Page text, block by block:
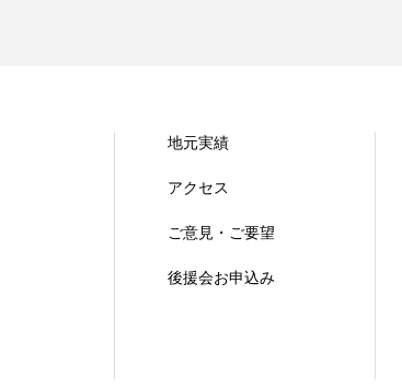
地元実績
アクセス
ご意見・ご要望
後援会お申込み